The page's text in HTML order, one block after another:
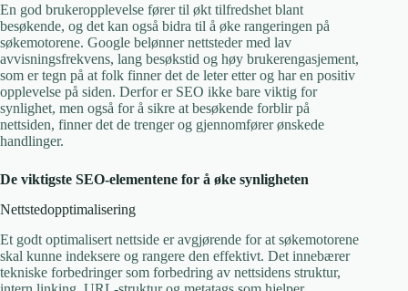
En god brukeropplevelse fører til økt tilfredshet blant
besøkende, og det kan også bidra til å øke rangeringen på
søkemotorene. Google belønner nettsteder med lav
avvisningsfrekvens, lang besøkstid og høy brukerengasjement,
som er tegn på at folk finner det de leter etter og har en positiv
opplevelse på siden. Derfor er SEO ikke bare viktig for
synlighet, men også for å sikre at besøkende forblir på
nettsiden, finner det de trenger og gjennomfører ønskede
handlinger.
De viktigste SEO-elementene for å øke synligheten
Nettstedopptimalisering
Et godt optimalisert nettside er avgjørende for at søkemotorene
skal kunne indeksere og rangere den effektivt. Det innebærer
tekniske forbedringer som forbedring av nettsidens struktur,